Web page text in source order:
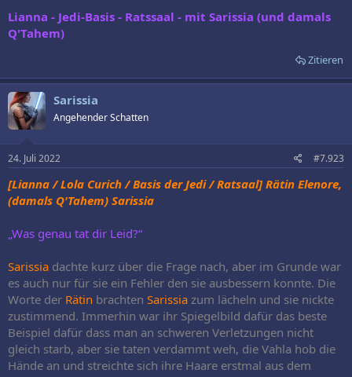
Lianna - Jedi-Basis - Ratssaal - mit Sarissia (und damals
Q'Tahem)
Zitieren
Sarissia
Angehender Schatten
24. Juli 2022 #7.923
[Lianna / Lola Curich / Basis der Jedi / Ratsaal] Rätin Elenore,
(damals Q'Tahem) Sarissia
„Was genau tat dir Leid?“
Sarissia dachte kurz über die Frage nach, aber im Grunde war
es auch nur für sie ein Fehler den sie ausbessern konnte. Die
Worte der Rätin brachten Sarissia zum lächeln und sie nickte
zustimmend. Immerhin war ihr Spiegelbild dafür das beste
Beispiel dafür dass man an schweren Verletzungen nicht
gleich starb, aber sie taten verdammt weh, die Vahla hob die
Hände an und streichte sich ihre Haare erstmal aus dem